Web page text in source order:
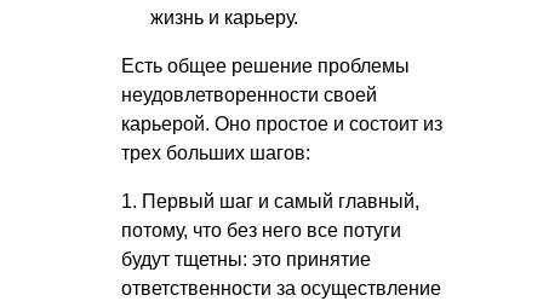
жизнь и карьеру.
Есть общее решение проблемы
неудовлетворенности своей
карьерой. Оно простое и состоит из
трех больших шагов:
1. Первый шаг и самый главный,
потому, что без него все потуги
будут тщетны: это принятие
ответственности за осуществление